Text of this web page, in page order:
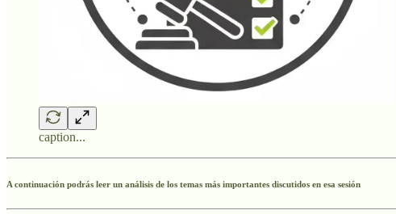
caption...
A continuación podrás leer un análisis de los temas más importantes discutidos en esa sesión